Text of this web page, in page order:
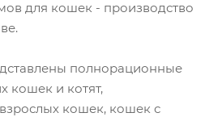
для кошек - производство
полнорационные
кошек и котят,
кошек, кошек с